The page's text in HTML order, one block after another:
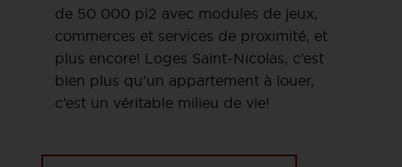
de 50 000 pi2 avec modules de jeux,
commerces et services de proximité, et
plus encore! Loges Saint-Nicolas, c’est
bien plus qu’un appartement à louer,
c’est un véritable milieu de vie!